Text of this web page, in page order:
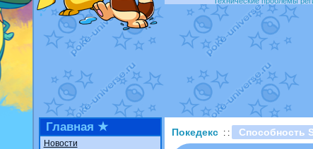
доброе утро славянеот
Йолда и Мимикьюот
Недовольный котомангуст
The Dark Wishmakerот
ilovearceus
Raging Boltот GraceDaFox
Shadow mismagiusот
художник
отvicavica в
Главная ★
Новости
Покедекс : : Способность